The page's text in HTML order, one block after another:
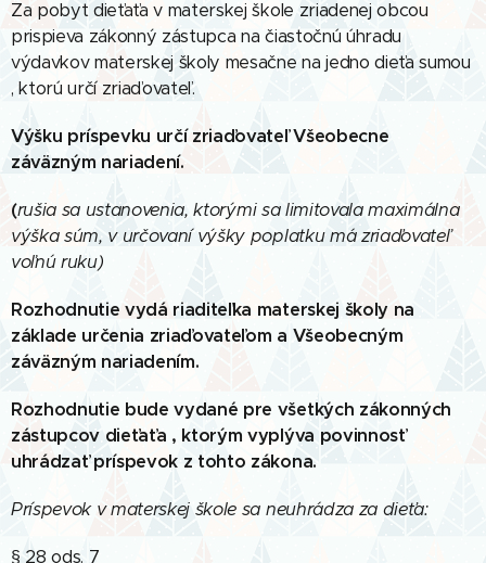
Za pobyt dieťaťa v materskej škole zriadenej obcou
prispieva zákonný zástupca na čiastočnú úhradu
výdavkov materskej školy mesačne na jedno dieťa sumou
, ktorú určí zriaďovateľ.
Výšku príspevku určí zriaďovateľ Všeobecne
záväzným nariadení.
(rušia sa ustanovenia, ktorými sa limitovala maximálna
výška súm, v určovaní výšky poplatku má zriaďovateľ
voľnú ruku)
Rozhodnutie vydá riaditeľka materskej školy na
základe určenia zriaďovateľom a Všeobecným
záväzným nariadením.
Rozhodnutie bude vydané pre všetkých zákonných
zástupcov dieťaťa , ktorým vyplýva povinnosť
uhrádzať príspevok z tohto zákona.
Príspevok v materskej škole sa neuhrádza za dieťa:
§ 28 ods. 7